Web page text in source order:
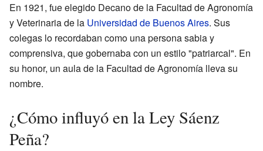
En 1921, fue elegido Decano de la Facultad de Agronomía
y Veterinaria de la Universidad de Buenos Aires. Sus
colegas lo recordaban como una persona sabia y
comprensiva, que gobernaba con un estilo "patriarcal". En
su honor, un aula de la Facultad de Agronomía lleva su
nombre.
¿Cómo influyó en la Ley Sáenz
Peña?